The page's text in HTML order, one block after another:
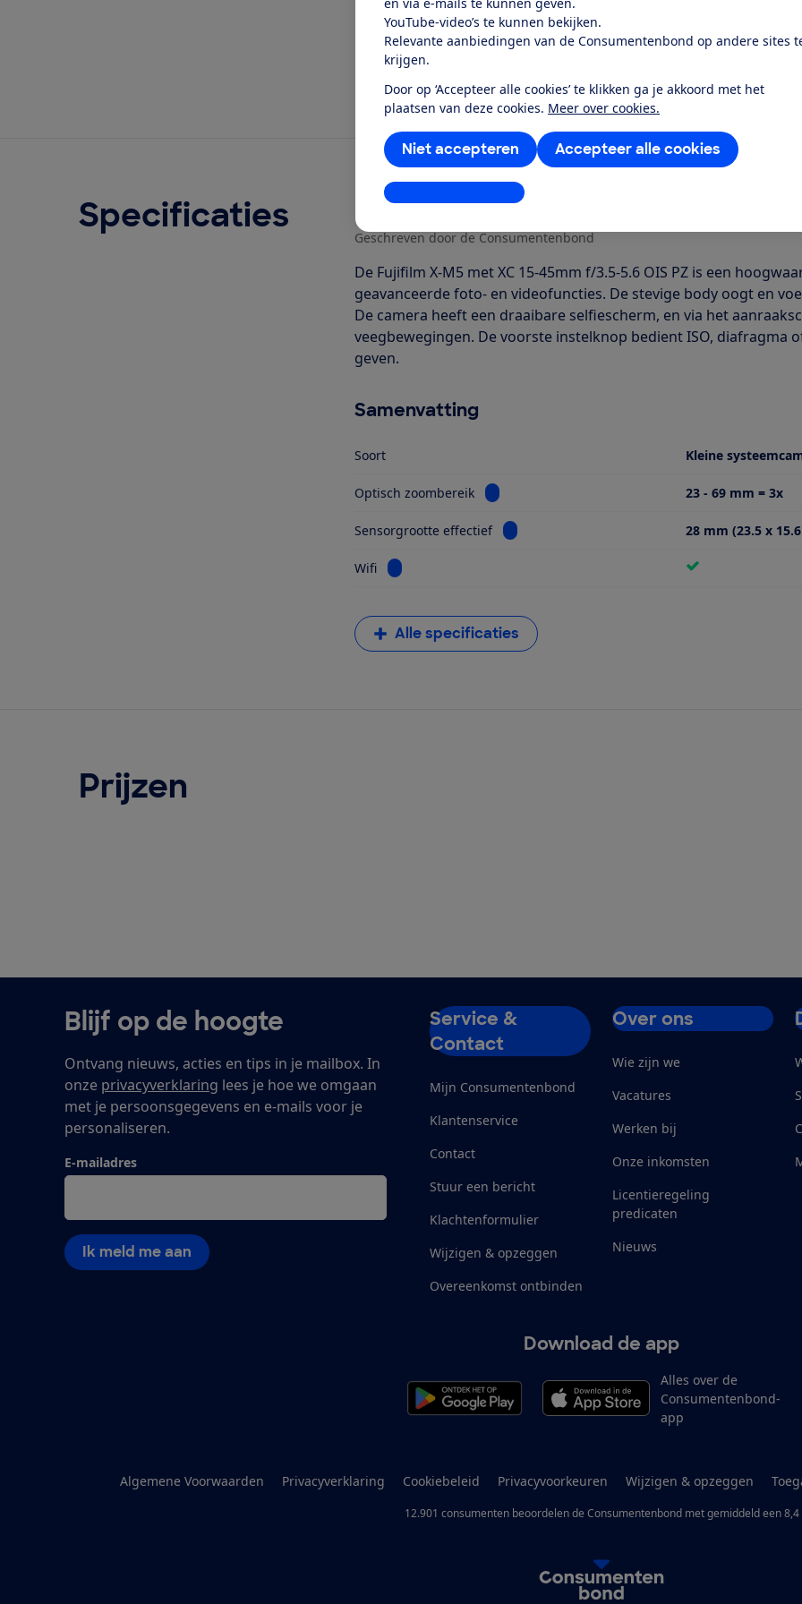
YouTube-video’s te kunnen bekijken.
Relevante aanbiedingen van de Consumentenbond op andere sites
krijgen.
Door op ‘Accepteer alle cookies’ te klikken ga je akkoord met het
plaatsen van deze cookies. Meer over cookies.
Accepteer alle cookies
Niet accepteren
Instellingen aanpassen
Word lid
Specificaties Over dit product
Geschreven door de Consumentenbond
De Fujifilm X-M5 met XC 15-45mm f/3.5-5.6 OIS PZ is een
geavanceerde foto- en videofuncties. De stevige body oogt en
De camera heeft een draaibare selfiescherm, en via het
veegbewegingen. De voorste instelknop bedient ISO, diafragma
geven.
Samenvatting
Soort Kleine
Optisch zoombereik Bekijk informatie voor Optisch zoombereik
23 - 69 mm = 3x
Sensorgrootte effectief Bekijk informatie voor Sensorgrootte effectief
28 mm (23.5 x
Wifi Bekijk informatie voor Wifi
Alle specificaties
Prijzen
Blijf op de hoogte
Ontvang nieuws, acties en tips in je mailbox. In
onze privacyverklaring lees je hoe we omgaan
met je persoonsgegevens en e-mails voor je
personaliseren.
E-mailadres
Ik meld me aan
Service &
Contact
Mijn Consumentenbond
Klantenservice
Contact
Stuur een bericht
Klachtenformulier
Wijzigen & opzeggen
Overeenkomst ontbinden
Over ons
Wie zijn we
Vacatures
Werken bij
Onze inkomsten
Licentieregeling
predicaten
Nieuws
Download de app
Alles over de
Consumentenbond-
app
Algemene Voorwaarden Privacyverklaring Cookiebeleid Privacyvoorkeuren Wijzigen & opzeggen
12.901 consumenten beoordelen de Consumentenbondmet gemiddeld een 8,4